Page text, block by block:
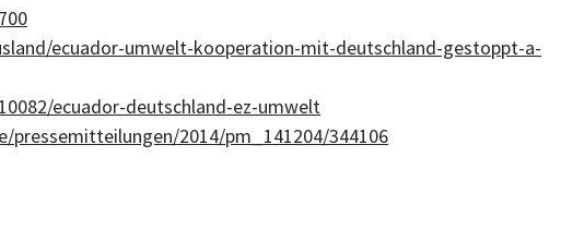
ecuador-umwelt-kooperation-mit-deutschland-gestoppt-a-
ecuador-deutschland-ez-umwelt
pressemitteilungen/2014/pm_141204/344106